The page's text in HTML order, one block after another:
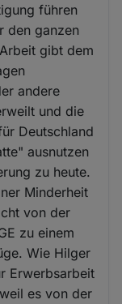
führen
den ganzen
gibt dem
andere
und die
Deutschland
ausnutzen
zu heute.
Minderheit
von der
zu einem
Wie Hilger
Erwerbsarbeit
es von der